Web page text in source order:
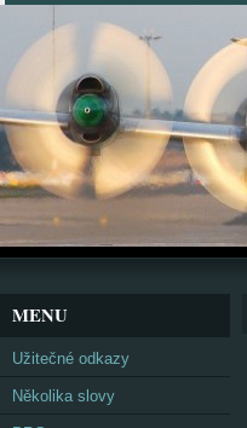
MENU
Užitečné odkazy
Několika slovy